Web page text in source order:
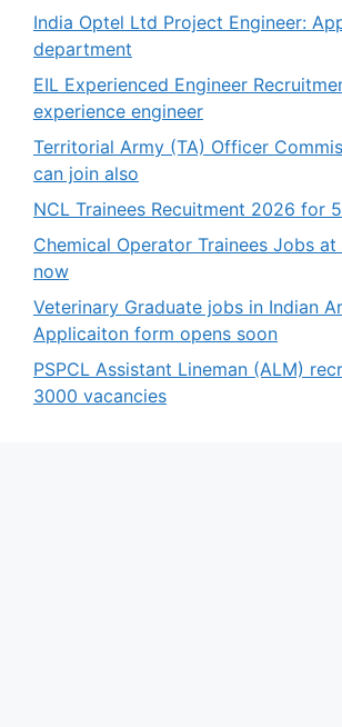
India Optel Ltd Project Engineer:
department
EIL Experienced Engineer
experience engineer
Territorial Army (TA) Officer
can join also
NCL Trainees Recuitment 2026 for
Chemical Operator Trainees Jobs at
now
Veterinary Graduate jobs in Indian
Applicaiton form opens soon
PSPCL Assistant Lineman (ALM)
3000 vacancies